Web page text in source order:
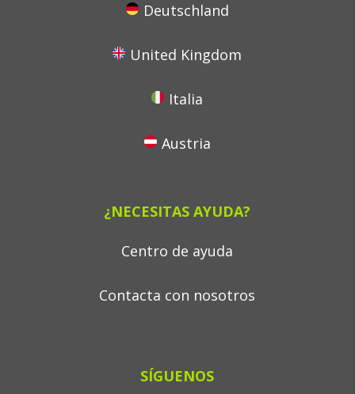
Deutschland
United Kingdom
Italia
Austria
¿NECESITAS AYUDA?
Centro de ayuda
Contacta con nosotros
SÍGUENOS